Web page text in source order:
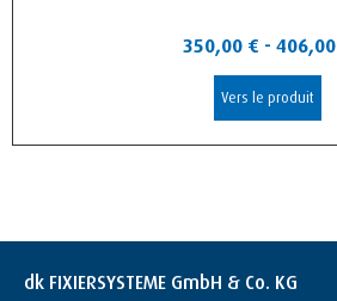
350,00 € - 406,00
Vers le produit
dk FIXIERSYSTEME GmbH & Co. KG